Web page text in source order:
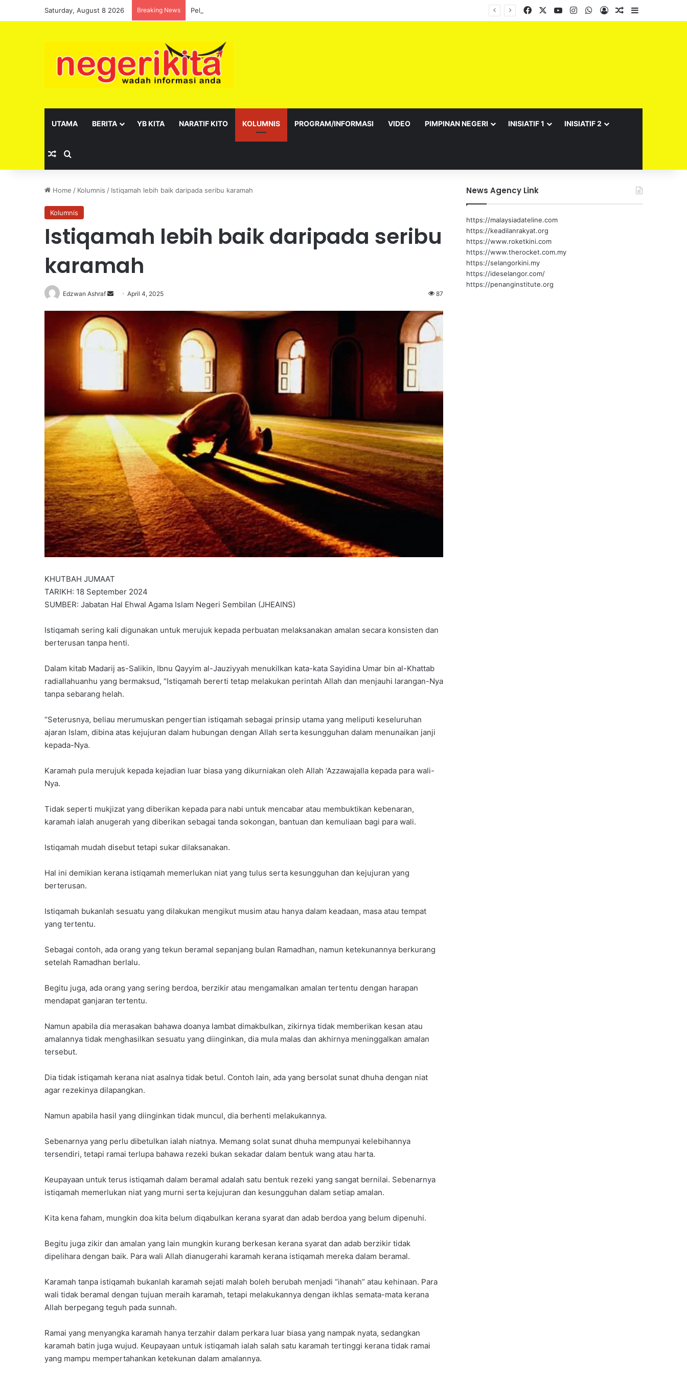
Saturday, August 8 2026 Breaking News Pelantikan sebagai Exco satu amanah besar – Siow Kong Choon Facebook YouTubeInstagramWhatsApp
Log InRandom Article
UTAMA BERITA YB KITA NARATIF KITO KOLUMNIS PROGRAM/INFORMASI VIDEO PIMPINAN NEGERI INISIATIF 1 INISIATIF 2
Random Article
Home / Kolumnis / Istiqamah lebih baik daripada seribu karamah
Kolumnis
Istiqamah lebih baik daripada seribu
karamah
Edzwan Ashraf
n
d
a
n
a
i
l
April 4, 2025 87
KHUTBAH JUMAAT
TARIKH: 18 September 2024
SUMBER: Jabatan Hal Ehwal Agama Islam Negeri Sembilan (JHEAINS)
Istiqamah sering kali digunakan untuk merujuk kepada perbuatan melaksanakan amalan secara konsisten dan
berterusan tanpa henti.
Dalam kitab Madarij as-Salikin, Ibnu Qayyim al-Jauziyyah menukilkan kata-kata Sayidina Umar bin al-Khattab
radiallahuanhu yang bermaksud, “Istiqamah bererti tetap melakukan perintah Allah dan menjauhi larangan-Nya
tanpa sebarang helah.
“Seterusnya, beliau merumuskan pengertian istiqamah sebagai prinsip utama yang meliputi keseluruhan
ajaran Islam, dibina atas kejujuran dalam hubungan dengan Allah serta kesungguhan dalam menunaikan janji
kepada-Nya.
Karamah pula merujuk kepada kejadian luar biasa yang dikurniakan oleh Allah ‘Azzawajalla kepada para wali-
Nya.
Tidak seperti mukjizat yang diberikan kepada para nabi untuk mencabar atau membuktikan kebenaran,
karamah ialah anugerah yang diberikan sebagai tanda sokongan, bantuan dan kemuliaan bagi para wali.
Istiqamah mudah disebut tetapi sukar dilaksanakan.
Hal ini demikian kerana istiqamah memerlukan niat yang tulus serta kesungguhan dan kejujuran yang
berterusan.
Istiqamah bukanlah sesuatu yang dilakukan mengikut musim atau hanya dalam keadaan, masa atau tempat
yang tertentu.
Sebagai contoh, ada orang yang tekun beramal sepanjang bulan Ramadhan, namun ketekunannya berkurang
setelah Ramadhan berlalu.
Begitu juga, ada orang yang sering berdoa, berzikir atau mengamalkan amalan tertentu dengan harapan
mendapat ganjaran tertentu.
Namun apabila dia merasakan bahawa doanya lambat dimakbulkan, zikirnya tidak memberikan kesan atau
amalannya tidak menghasilkan sesuatu yang diinginkan, dia mula malas dan akhirnya meninggalkan amalan
tersebut.
Dia tidak istiqamah kerana niat asalnya tidak betul. Contoh lain, ada yang bersolat sunat dhuha dengan niat
agar rezekinya dilapangkan.
Namun apabila hasil yang diinginkan tidak muncul, dia berhenti melakukannya.
Sebenarnya yang perlu dibetulkan ialah niatnya. Memang solat sunat dhuha mempunyai kelebihannya
tersendiri, tetapi ramai terlupa bahawa rezeki bukan sekadar dalam bentuk wang atau harta.
Keupayaan untuk terus istiqamah dalam beramal adalah satu bentuk rezeki yang sangat bernilai. Sebenarnya
istiqamah memerlukan niat yang murni serta kejujuran dan kesungguhan dalam setiap amalan.
Kita kena faham, mungkin doa kita belum diqabulkan kerana syarat dan adab berdoa yang belum dipenuhi.
Begitu juga zikir dan amalan yang lain mungkin kurang berkesan kerana syarat dan adab berzikir tidak
dipelihara dengan baik. Para wali Allah dianugerahi karamah kerana istiqamah mereka dalam beramal.
Karamah tanpa istiqamah bukanlah karamah sejati malah boleh berubah menjadi “ihanah” atau kehinaan. Para
wali tidak beramal dengan tujuan meraih karamah, tetapi melakukannya dengan ikhlas semata-mata kerana
Allah berpegang teguh pada sunnah.
Ramai yang menyangka karamah hanya terzahir dalam perkara luar biasa yang nampak nyata, sedangkan
karamah batin juga wujud. Keupayaan untuk istiqamah ialah salah satu karamah tertinggi kerana tidak ramai
yang mampu mempertahankan ketekunan dalam amalannya.
News Agency Link
https://malaysiadateline.com
https://keadilanrakyat.org
https://www.roketkini.com
https://www.therocket.com.my
https://selangorkini.my
https://ideselangor.com/
https://penanginstitute.org